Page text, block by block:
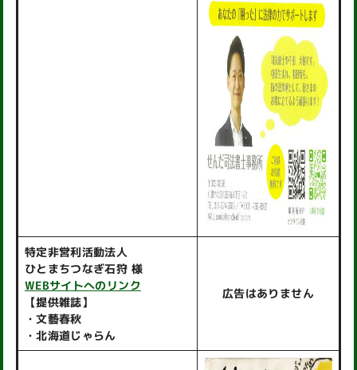
特定非営利活動法人
ひとまちつなぎ石狩 様
WEBサイトへのリンク
【提供雑誌】
・文藝春秋
・北海道じゃらん
広告はありません